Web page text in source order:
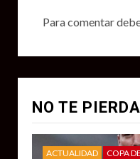
Para comentar
NO TE
ACTUALIDAD
COPA